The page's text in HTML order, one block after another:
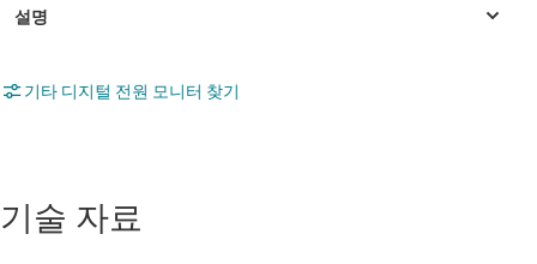
기타 디지털 전원 모니터 찾기
기술 자료